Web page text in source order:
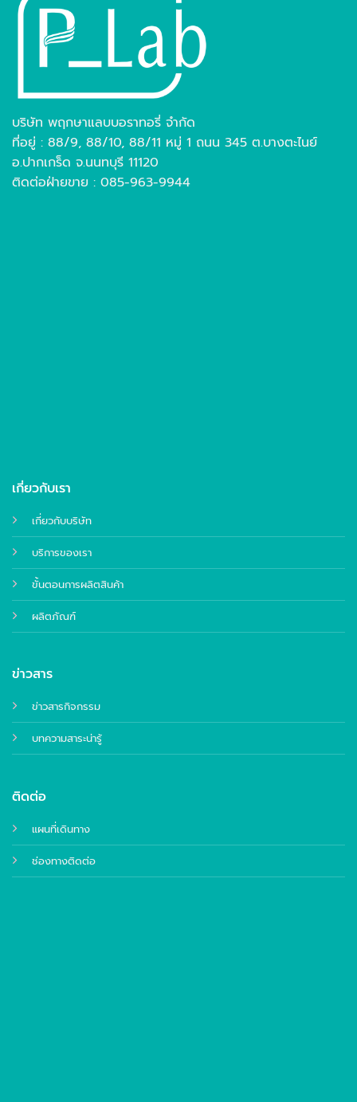
บริษัท พฤกษาแลบบอราทอรี่ จำกัด
ที่อยู่ : 88/9, 88/10, 88/11 หมู่ 1 ถนน 345 ต.บางตะไนย์
อ.ปากเกร็ด จ.นนทบุรี 11120
ติดต่อฝ่ายขาย : 085-963-9944
เกี่ยวกับเรา
เกี่ยวกับบริษัท
บริการของเรา
ขั้นตอนการผลิตสินค้า
ผลิตภัณฑ์
ข่าวสาร
ข่าวสารกิจกรรม
บทความสาระน่ารู้
ติดต่อ
แผนที่เดินทาง
ช่องทางติดต่อ